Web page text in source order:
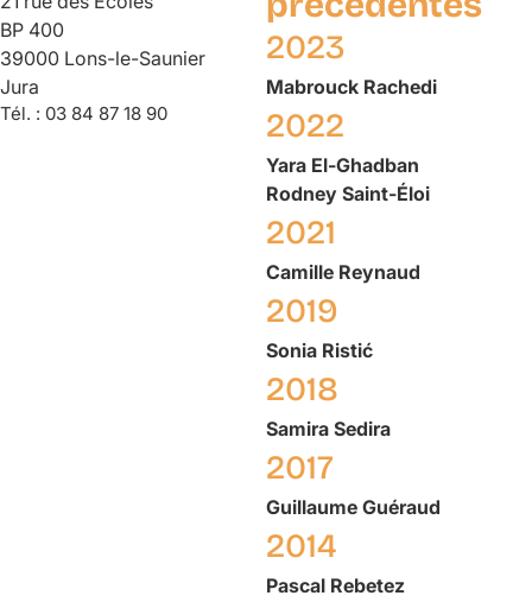
BP 400
39000 Lons-le-Saunier
Jura
Tél. : 03 84 87 18 90
2023
Mabrouck Rachedi
2022
Yara El-Ghadban
Rodney Saint-Éloi
2021
Camille Reynaud
2019
Sonia Ristić
2018
Samira Sedira
2017
Guillaume Guéraud
2014
Pascal Rebetez